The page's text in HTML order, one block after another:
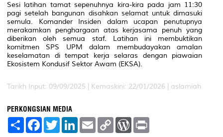
Sesi latihan tamat sepenuhnya kira-kira pada jam 11:30
pagi setelah bangunan disahkan selamat untuk dimasuki
semula. Komander Insiden dalam ucapan penutupnya
merakamkan penghargaan atas kerjasama penuh yang
diberikan oleh semua staf. Latihan ini membuktikan
komitmen SPS UPM dalam membudayakan amalan
keselamatan di tempat kerja selaras dengan piawaian
Ekosistem Kondusif Sektor Awam (EKSA).
Tarikh Input: 09/09/2025 | Kemaskini: 22/01/2026 | aslamiah
PERKONGSIAN MEDIA
S
F
a
T
w
L
E
m
C
W